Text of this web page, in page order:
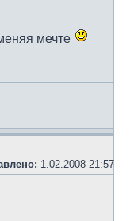
мечте
1.02.2008 21:57